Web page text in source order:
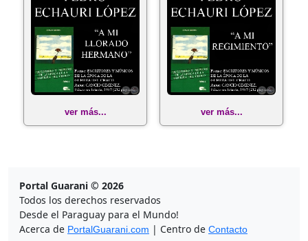
ver más... ver más...
Portal Guarani © 2026
Todos los derechos reservados
Desde el Paraguay para el Mundo!
Acerca de PortalGuarani.com | Centro de Contacto